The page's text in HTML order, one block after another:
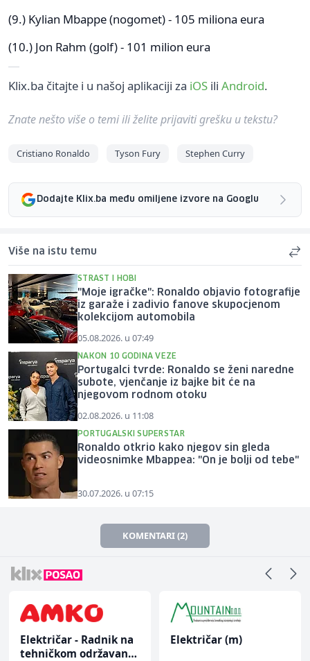
(9.) Kylian Mbappe (nogomet) - 105 miliona eura
(10.) Jon Rahm (golf) - 101 milion eura
Klix.ba čitajte i u našoj aplikaciji za iOS ili Android.
Znate nešto više o temi ili želite prijaviti grešku u tekstu?
Cristiano Ronaldo Tyson Fury Stephen Curry
Dodajte Klix.ba među omiljene izvore na Googlu
Više na istu temu
STRAST I HOBI
"Moje igračke": Ronaldo objavio fotografije
iz garaže i zadivio fanove skupocjenom
kolekcijom automobila
05.08.2026. u 07:49
NAKON 10 GODINA VEZE
Portugalci tvrde: Ronaldo se ženi naredne
subote, vjenčanje iz bajke bit će na
njegovom rodnom otoku
02.08.2026. u 11:08
PORTUGALSKI SUPERSTAR
Ronaldo otkrio kako njegov sin gleda
videosnimke Mbappea: "On je bolji od tebe"
30.07.2026. u 07:15
KOMENTARI (2)
Električar - Radnik na
tehničkom održavanju
Električar (m)